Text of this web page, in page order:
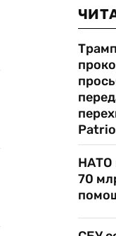
Трамп
НАТО
70